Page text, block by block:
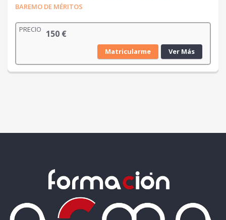
BAREMO DE MÉRITOS
PRECIO 150 €
Matricularme Ver Más